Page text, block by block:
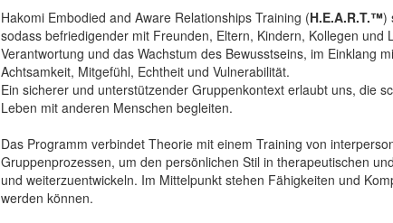
Hakomi Embodied and Aware Relationships Training (H.E.A.R.T.™)
sodass befriedigender mit Freunden, Eltern, Kindern, Kollegen
Verantwortung und das Wachstum des Bewusstseins, im Einklang
Achtsamkeit, Mitgefühl, Echtheit und Vulnerabilität.
Ein sicherer und unterstützender Gruppenkontext erlaubt uns, die
Leben mit anderen Menschen begleiten.
Das Programm verbindet Theorie mit einem Training von
Gruppenprozessen, um den persönlichen Stil in therapeutischen
und weiterzuentwickeln. Im Mittelpunkt stehen Fähigkeiten und
werden können.